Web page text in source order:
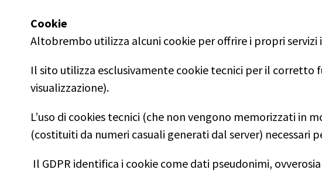
Cookie
Altobrembo utilizza alcuni cookie per offrire i propri
Il sito utilizza esclusivamente cookie tecnici per il
visualizzazione).
L’uso di cookies tecnici (che non vengono memorizzati
(costituiti da numeri casuali generati dal server) necessari
Il GDPR identifica i cookie come dati pseudonimi,